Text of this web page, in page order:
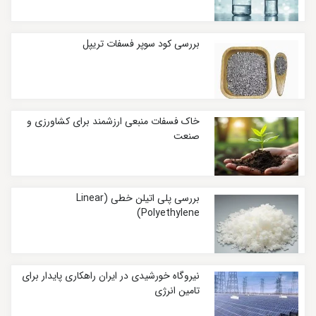
بررسی کود سوپر فسفات تریپل
خاک فسفات منبعی ارزشمند برای کشاورزی و
صنعت
بررسی پلی اتیلن خطی (Linear
Polyethylene)
نیروگاه خورشیدی در ایران راهکاری پایدار برای
تامین انرژی